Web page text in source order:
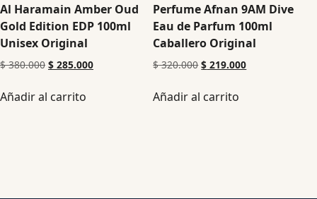
Al Haramain Amber Oud
Gold Edition EDP 100ml
Unisex Original
$380.000 $ 285.000
Añadir al carrito
Perfume Afnan 9AM Dive
Eau de Parfum 100ml
Caballero Original
$320.000 $ 219.000
Añadir al carrito